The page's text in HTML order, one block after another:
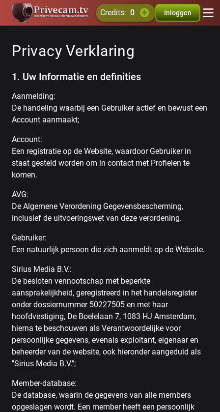
credits: 0 Inloggen
Privacy Verklaring
1. Uw Informatie en definities
Aanmelding:
De handeling waarbij een Gebruiker actief en bewust een
Account aanmaakt;
Account:
Een registratie op de Website, waardoor Gebruiker in
staat gesteld worden om in contact met Profielen te
komen.
AVG:
De Algemene Verordening Gegevensbescherming,
inclusief de uitvoeringswet van deze verordening.
Gebruiker:
Een natuurlijk persoon die zich aanmeldt op de Website.
Sirius Media B.V.:
De besloten vennootschap met beperkte
aansprakelijkheid, geregistreerd in het handelsregister
onder dossiernummer 50227505 en met haar
hoofdvestiging, De Boelelaan 7, 1083 HJ Amsterdam,
hierna te beschouwen als Verantwoordelijke voor
persoonlijke gegevens, evenals exploitant, eigenaar en
beheerder van de website, ook hieronder aangeduid als
"Sirius Media B.V.";
Member-database:
De database, waarin de gegevens van alle members
opgeslagen wordt. Een member heeft een persoonlijk